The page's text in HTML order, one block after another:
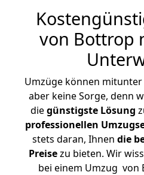
von Bottrop
Umzüge können
aber keine Sorge, denn
diegünstigste Lösung
professionellen
stets daran, Ihnen die
Preisezu bieten. Wir
bei einem Umzug von